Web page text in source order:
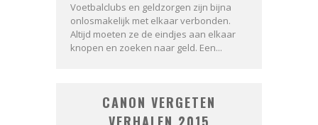
Voetbalclubs en geldzorgen zijn bijna
onlosmakelijk met elkaar verbonden.
Altijd moeten ze de eindjes aan elkaar
knopen en zoeken naar geld. Een...
CANON VERGETEN